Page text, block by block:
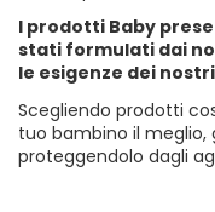
I prodotti Baby
stati formulati dai
le esigenze dei
Scegliendo prodotti
tuo bambino il meglio,
proteggendolo dagli